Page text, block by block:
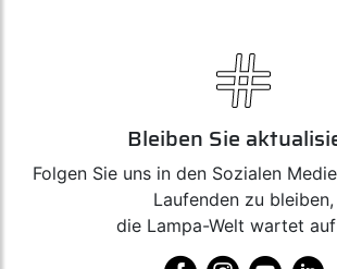
Bleiben Sie
Folgen Sie uns in den Sozialen
Laufenden zu bleiben,
die Lampa-Welt wartet auf